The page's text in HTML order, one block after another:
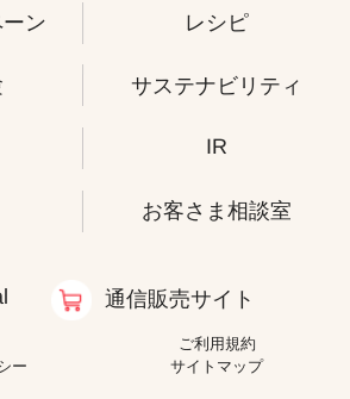
ン レシピ
サステナビリティ
IR
お客さま相談室
通信販売サイト
ご利用規約
ー
サイトマップ